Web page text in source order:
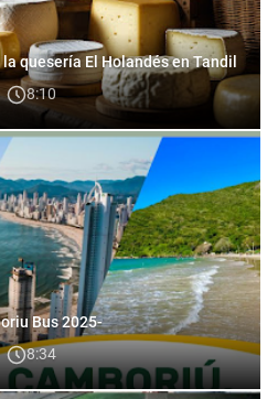
quesería El Holandés en Tandil
8:10
Bus 2025-
8:34